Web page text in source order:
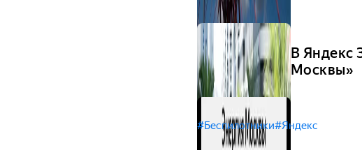
В Яндекс
Москвы»
#Беспилотники#Яндекс